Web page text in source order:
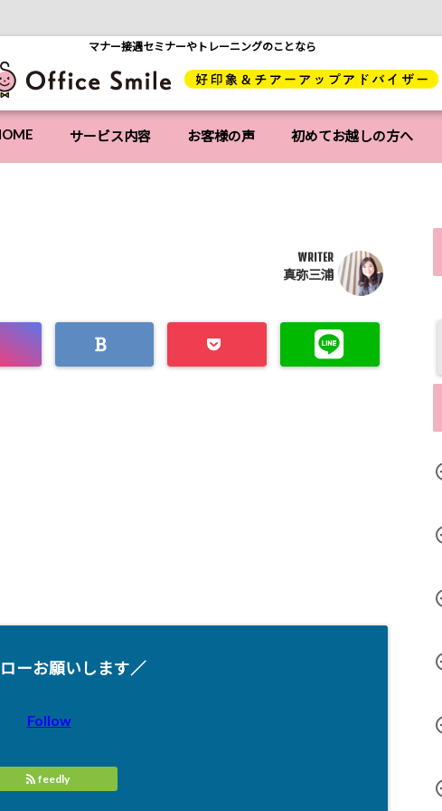
マナー接遇セミナーやトレーニングのことなら
サービス内容 お客様の声 初めてお越しの方へ
WRITER
真弥三浦
ーお願いします／
Follow
feedly